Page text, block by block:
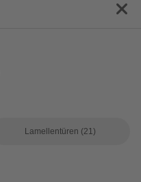
Lamellentüren (21)